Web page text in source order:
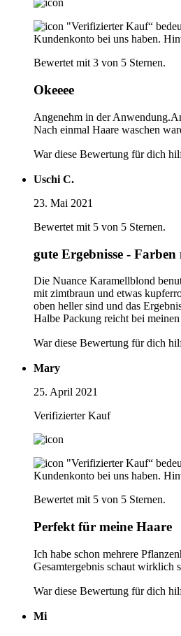
"Verifizierter Kauf“
Kundenkonto bei uns haben.
Bewertet mit 3 von 5 Sternen.
Okeeee
Angenehm in der
Nach einmal Haare waschen
War diese Bewertung für dich
Uschi C.
23. Mai 2021
Bewertet mit 5 von 5 Sternen.
gute Ergebnisse - Farben
Die Nuance Karamellblond
mit zimtbraun und etwas
oben heller sind und das
Halbe Packung reicht bei
War diese Bewertung für dich
Mary
25. April 2021
Verifizierter Kauf
"Verifizierter Kauf“
Kundenkonto bei uns haben.
Bewertet mit 5 von 5 Sternen.
Perfekt für meine Haare
Ich habe schon mehrere
Gesamtergebnis schaut wirklich
War diese Bewertung für dich
Mi